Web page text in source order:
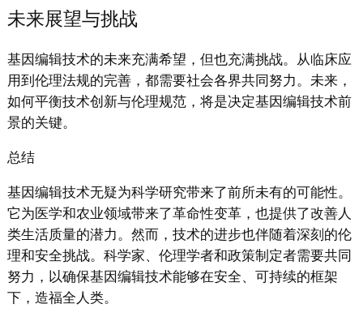
未来展望与挑战
基因编辑技术的未来充满希望，但也充满挑战。从临床应
用到伦理法规的完善，都需要社会各界共同努力。未来，
如何平衡技术创新与伦理规范，将是决定基因编辑技术前
景的关键。
总结
基因编辑技术无疑为科学研究带来了前所未有的可能性。
它为医学和农业领域带来了革命性变革，也提供了改善人
类生活质量的潜力。然而，技术的进步也伴随着深刻的伦
理和安全挑战。科学家、伦理学者和政策制定者需要共同
努力，以确保基因编辑技术能够在安全、可持续的框架
下，造福全人类。